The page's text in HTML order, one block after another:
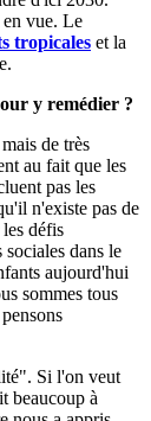
en vue. Le
tropicales et la
y remédier ?
de très
au fait que les
pas les
n'existe pas de
défis
dans le
aujourd'hui
sommes tous
Si l'on veut
beaucoup à